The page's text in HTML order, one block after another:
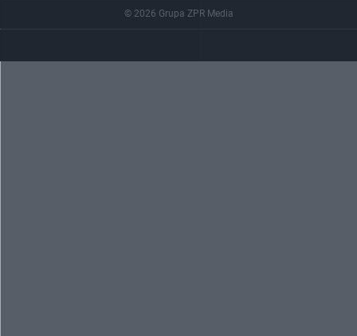
© 2026 Grupa ZPR Media